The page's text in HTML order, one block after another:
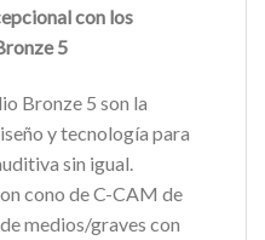
con los
5
Bronze 5 son la
y tecnología para
sin igual.
cono de C-CAM de
medios/graves con